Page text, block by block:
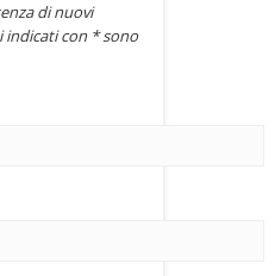
di nuovi
indicati con * sono